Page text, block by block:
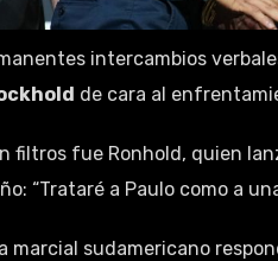
intercambios
de cara al
filtros fue Ronhold, quien
“Trataré a Paulo como a
marcial sudamericano